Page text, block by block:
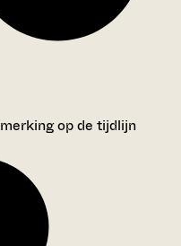
op de tijdlijn